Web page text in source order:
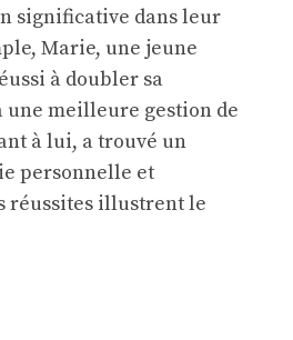
significative dans leur
Marie, une jeune
à doubler sa
meilleure gestion de
à lui, a trouvé un
personnelle et
réussites illustrent le